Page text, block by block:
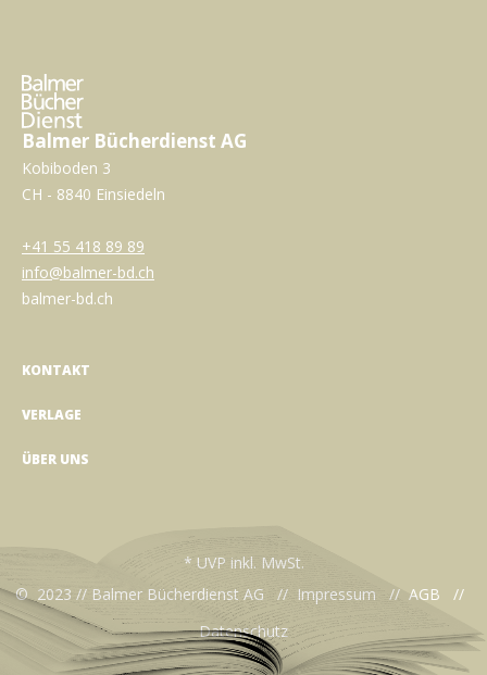
Balmer Bücherdienst AG
Kobiboden 3
CH - 8840 Einsiedeln
+41 55 418 89 89
info@balmer-bd.ch
balmer-bd.ch
KONTAKT
VERLAGE
ÜBER UNS
* UVP inkl. MwSt.
© 2023 // Balmer Bücherdienst AG // Impressum // AGB //
Datenschutz